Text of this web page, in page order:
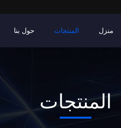
منزل المنتجات حول بنا
المنتجات